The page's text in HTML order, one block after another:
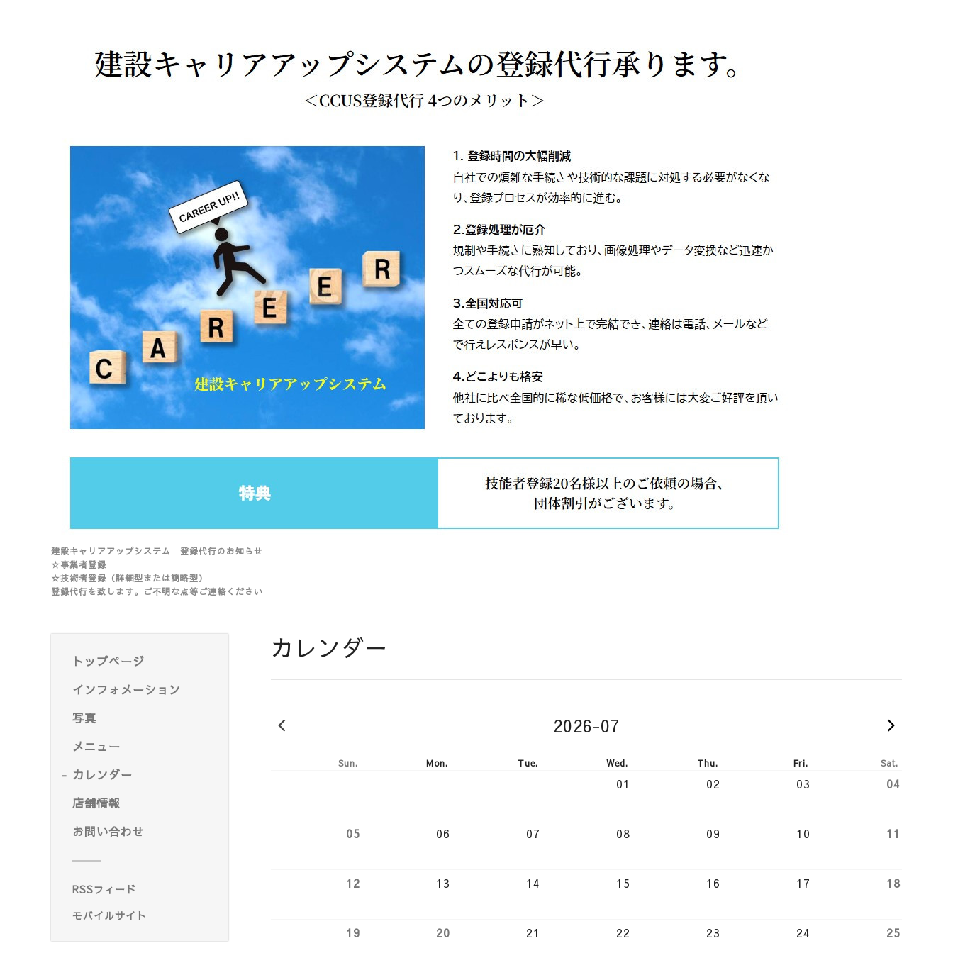
建設キャリアアップシステム 登録代行のお知らせ
☆事業者登録
☆技術者登録（詳細型または簡略型）
登録代行を致します。ご不明な点等ご連絡ください
トップページ
インフォメーション
写真
メニュー
カレンダー
店舗情報
お問い合わせ
RSSフィード
モバイルサイト
カレンダー
2026-07
Sun. Mon. Tue. Wed. Thu. Fri. Sat.
01 02 03 04
05 06 07 08 09 10 11
12 13 14 15 16 17 18
19 20 21 22 23 24 25